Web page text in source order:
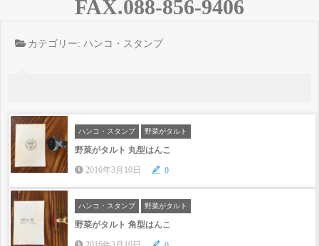
FAX.088-856-9406
カテゴリー: ハンコ・スタンプ
ハンコ・スタンプ 野菜がタルト
野菜がタルト 丸型はんこ
2016年3月10日
0
ハンコ・スタンプ 野菜がタルト
野菜がタルト 角型はんこ